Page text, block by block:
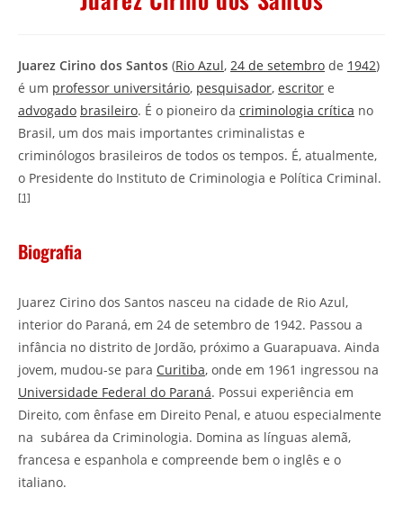
Juarez Cirino dos Santos (Rio Azul, 24 de setembro de 1942)
é um professor universitário, pesquisador, escritor e
advogado brasileiro. É o pioneiro da criminologia crítica no
Brasil, um dos mais importantes criminalistas e
criminólogos brasileiros de todos os tempos. É, atualmente,
o Presidente do Instituto de Criminologia e Política Criminal.
[1]
Biografia
Juarez Cirino dos Santos nasceu na cidade de Rio Azul,
interior do Paraná, em 24 de setembro de 1942. Passou a
infância no distrito de Jordão, próximo a Guarapuava. Ainda
jovem, mudou-se para Curitiba, onde em 1961 ingressou na
Universidade Federal do Paraná. Possui experiência em
Direito, com ênfase em Direito Penal, e atuou especialmente
na subárea da Criminologia. Domina as línguas alemã,
francesa e espanhola e compreende bem o inglês e o
italiano.